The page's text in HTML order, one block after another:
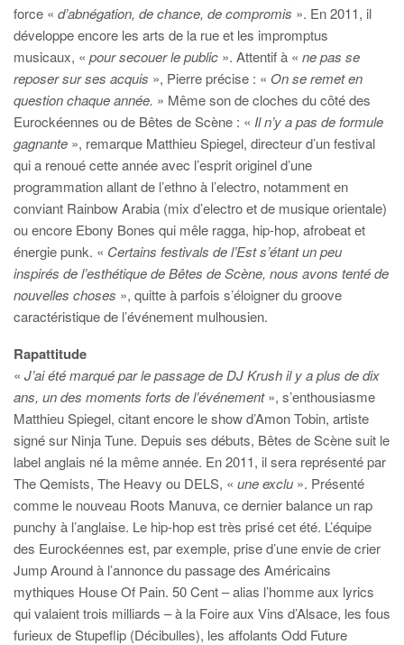
force « d’abnégation, de chance, de compromis ». En 2011, il
développe encore les arts de la rue et les impromptus
musicaux, « pour secouer le public ». Attentif à « ne pas se
reposer sur ses acquis », Pierre précise : « On se remet en
question chaque année. » Même son de cloches du côté des
Eurockéennes ou de Bêtes de Scène : « Il n’y a pas de formule
gagnante », remarque Matthieu Spiegel, directeur d’un festival
qui a renoué cette année avec l’esprit originel d’une
programmation allant de l’ethno à l’electro, notamment en
conviant Rainbow Arabia (mix d’electro et de musique orientale)
ou encore Ebony Bones qui mêle ragga, hip-hop, afrobeat et
énergie punk. « Certains festivals de l’Est s’étant un peu
inspirés de l’esthétique de Bêtes de Scène, nous avons tenté de
nouvelles choses », quitte à parfois s’éloigner du groove
caractéristique de l’événement mulhousien.
Rapattitude
« J’ai été marqué par le passage de DJ Krush il y a plus de dix
ans, un des moments forts de l’événement», s’enthousiasme
Matthieu Spiegel, citant encore le show d’Amon Tobin, artiste
signé sur Ninja Tune. Depuis ses débuts, Bêtes de Scène suit le
label anglais né la même année. En 2011, il sera représenté par
The Qemists, The Heavy ou DELS, « une exclu ». Présenté
comme le nouveau Roots Manuva, ce dernier balance un rap
punchy à l’anglaise. Le hip-hop est très prisé cet été. L’équipe
des Eurockéennes est, par exemple, prise d’une envie de crier
Jump Around à l’annonce du passage des Américains
mythiques House Of Pain. 50 Cent – alias l’homme aux lyrics
qui valaient trois milliards – à la Foire aux Vins d’Alsace, les fous
furieux de Stupeflip (Décibulles), les affolants Odd Future